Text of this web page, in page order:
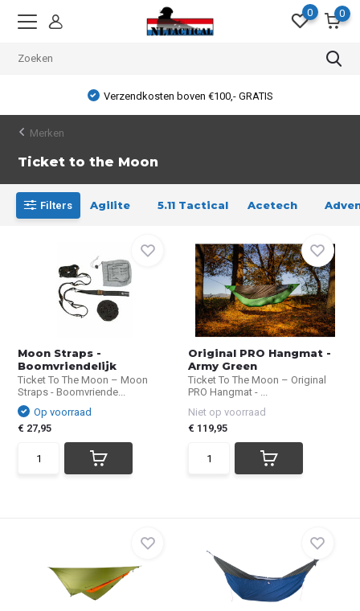
0 0
Verzendkosten boven €100,- GRATIS
Merken
Ticket to the Moon
Filters Agilite 5.11 Tactical Acetech
Moon Straps -
Boomvriendelijk
Ticket To The Moon – Moon
Straps - Boomvriende...
Op voorraad
€ 27,95
Original PRO Hangmat -
Army Green
Ticket To The Moon – Original
PRO Hangmat - ...
Niet op voorraad
€ 119,95